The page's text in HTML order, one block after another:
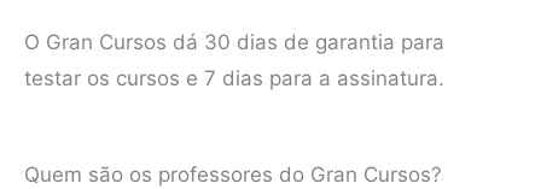
O Gran Cursos dá 30 dias de garantia para
testar os cursos e 7 dias para a assinatura.
Quem são os professores do Gran Cursos?